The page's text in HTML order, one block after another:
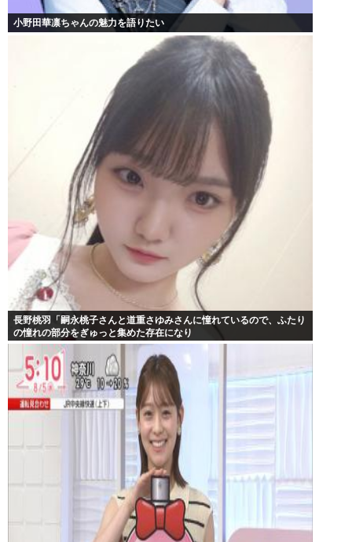
小野田華凛ちゃんの魅力を語りたい
長野桃羽「嗣永桃子さんと道重さゆみさんに憧れているので、ふたり
の憧れの部分をぎゅっと集めた存在になり